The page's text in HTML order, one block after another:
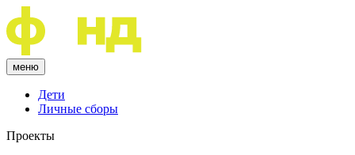
меню
Дети
Личные сборы
Проекты